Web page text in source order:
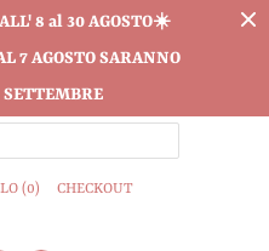
8 al 30 AGOSTO☀️
7 AGOSTO SARANNO
(0) CHECKOUT